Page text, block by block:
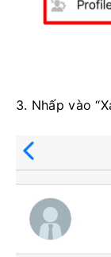
3. Nhấp vào